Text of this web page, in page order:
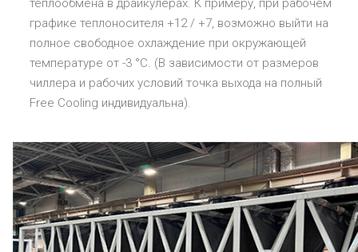
теплообмена в драйкулерах. К примеру, при рабочем
графике теплоносителя +12 / +7, возможно выйти на
полное свободное охлаждение при окружающей
температуре от -3 °C. (В зависимости от размеров
чиллера и рабочих условий точка выхода на полный
Free Cooling индивидуальна).